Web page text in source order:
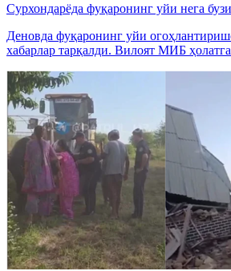
Сурхондарёда фуқаронинг уйи нега
Деновда фуқаронинг уйи
хабарлар тарқалди. Вилоят МИБ